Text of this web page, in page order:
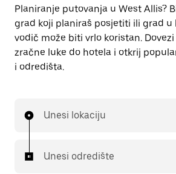
Planiranje putovanja u West Allis?
grad koji planiraš posjetiti ili grad u
vodič može biti vrlo koristan.
zračne luke do hotela i otkrij
i odredišta.
Unesi lokaciju
Unesi odredište